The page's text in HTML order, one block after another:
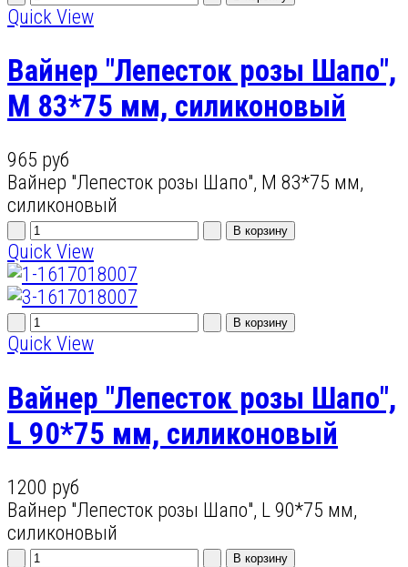
Quick View
Вайнер "Лепесток розы Шапо",
M 83*75 мм, силиконовый
965 руб
Вайнер "Лепесток розы Шапо", M 83*75 мм,
силиконовый
Quick View
Quick View
Вайнер "Лепесток розы Шапо",
L 90*75 мм, силиконовый
1200 руб
Вайнер "Лепесток розы Шапо", L 90*75 мм,
силиконовый